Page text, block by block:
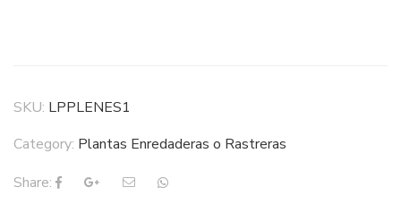
SKU: LPPLENES1
Category: Plantas Enredaderas o Rastreras
Share: